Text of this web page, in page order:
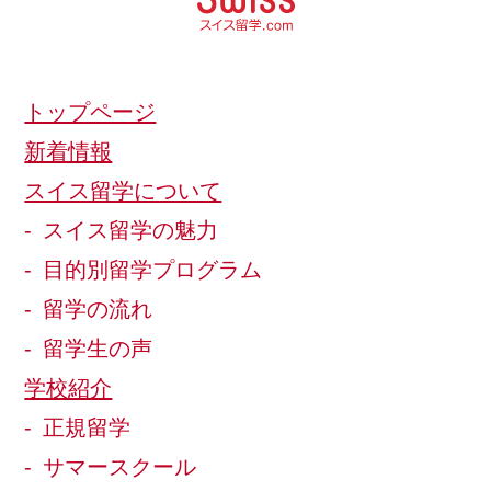
トップページ
新着情報
スイス留学について
スイス留学の魅力
目的別留学プログラム
留学の流れ
留学生の声
学校紹介
正規留学
サマースクール